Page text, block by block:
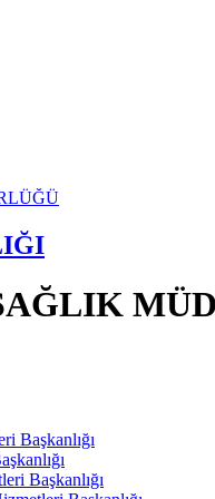
Başkanlığı
Başkanlığı